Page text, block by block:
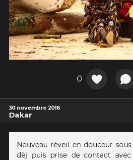
0
30 novembre 2016
Dakar
Nouveau réveil en douceur
dèj puis prise de contact